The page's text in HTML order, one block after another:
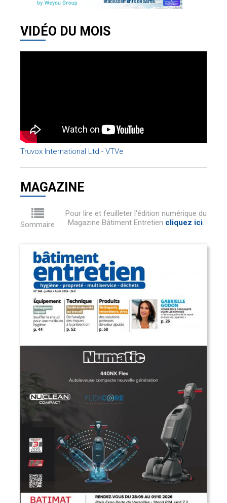
VIDÉO DU MOIS
Truvox International Ltd - VTVe
MAGAZINE
Sommaire
Pour lire et feuilleter l'édition numérique du
Magazine Bâtiment Entretien cliquez ici.